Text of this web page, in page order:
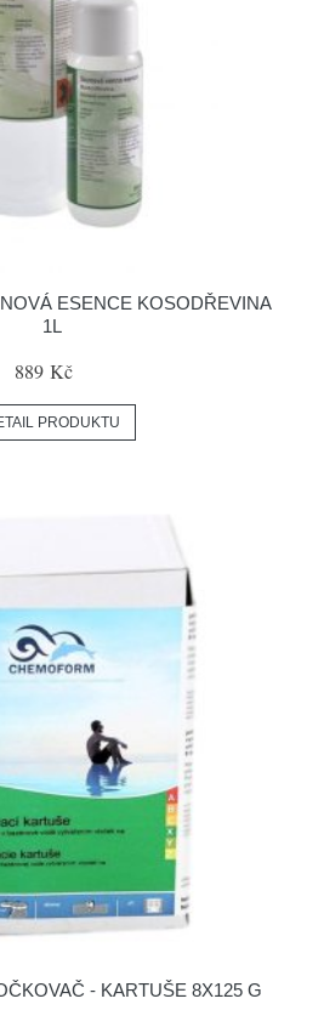
ESENCE KOSODŘEVINA
1L
889 Kč
PRODUKTU
- KARTUŠE 8X125 G